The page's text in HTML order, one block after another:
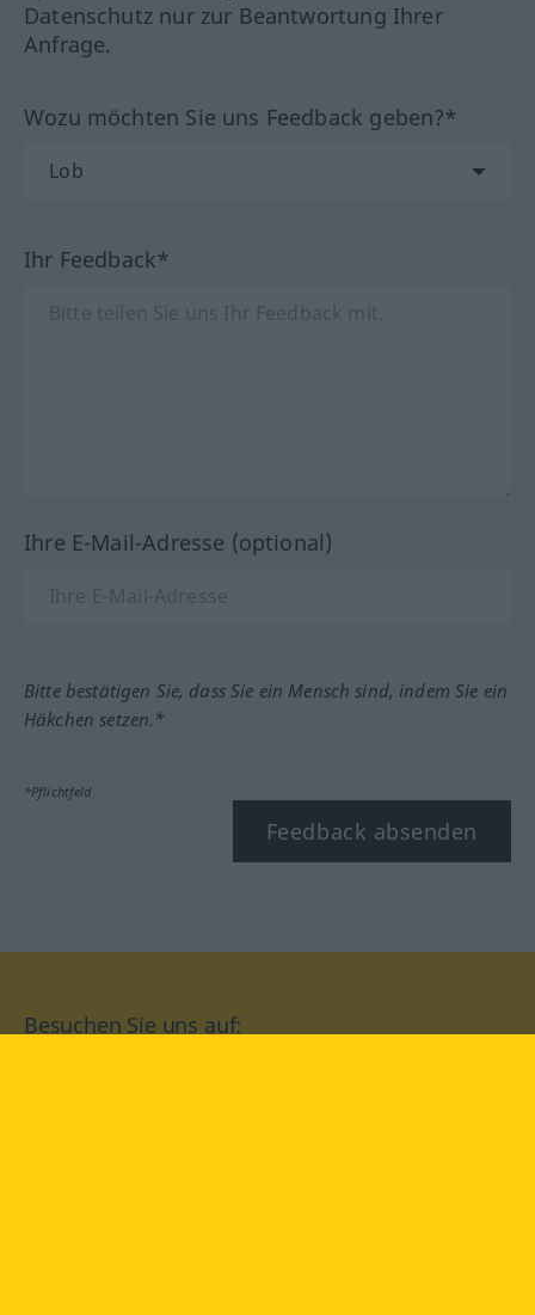
Datenschutz nur zur Beantwortung Ihrer
Anfrage.
Wozu möchten Sie uns Feedback geben?*
Ihr Feedback*
Ihre E-Mail-Adresse (optional)
Bitte bestätigen Sie, dass Sie ein Mensch sind, indem Sie ein
Häkchen setzen.*
*Pflichtfeld
Feedback absenden
Besuchen Sie uns auf: